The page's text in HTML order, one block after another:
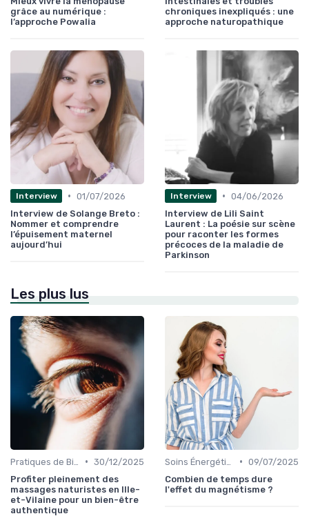
grâce au numérique :
l’approche Powalia
chroniques inexpliqués : une
approche naturopathique
Interview • 01/07/2026
Interview de Solange Breto :
Nommer et comprendre
l’épuisement maternel
aujourd’hui
Interview • 04/06/2026
Interview de Lili Saint
Laurent : La poésie sur scène
pour raconter les formes
précoces de la maladie de
Parkinson
Les plus lus
• 30/12/2025
Profiter pleinement des
massages naturistes en Ille-
et-Vilaine pour un bien-être
authentique
• 09/07/2025
Combien de temps dure
l'effet du magnétisme ?